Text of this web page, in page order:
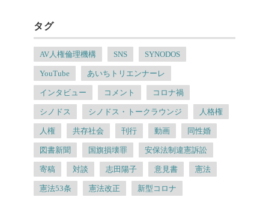
タグ
AV人権倫理機構 SNS SYNODOS
YouTube あいちトリエンナーレ
インタビュー コメント コロナ禍
シノドス シノドス・トークラウンジ 人格権
人権 共存社会 刊行 動画 同性婚
図書新聞 国旗損壊罪 安保法制違憲訴訟
寄稿 対談 志田陽子 意見書 憲法
憲法53条 憲法改正 新型コロナ